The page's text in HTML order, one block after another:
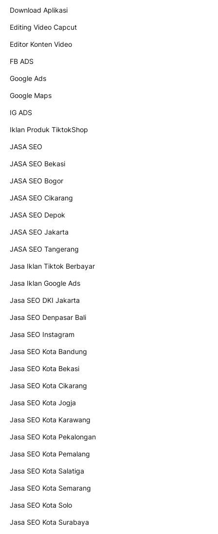
Download Aplikasi
Editing Video Capcut
Editor Konten Video
FB ADS
Google Ads
Google Maps
IG ADS
Iklan Produk TiktokShop
JASA SEO
JASA SEO Bekasi
JASA SEO Bogor
JASA SEO Cikarang
JASA SEO Depok
JASA SEO Jakarta
JASA SEO Tangerang
Jasa Iklan Tiktok Berbayar
Jasa Iklan Google Ads
Jasa SEO DKI Jakarta
Jasa SEO Denpasar Bali
Jasa SEO Instagram
Jasa SEO Kota Bandung
Jasa SEO Kota Bekasi
Jasa SEO Kota Cikarang
Jasa SEO Kota Jogja
Jasa SEO Kota Karawang
Jasa SEO Kota Pekalongan
Jasa SEO Kota Pemalang
Jasa SEO Kota Salatiga
Jasa SEO Kota Semarang
Jasa SEO Kota Solo
Jasa SEO Kota Surabaya